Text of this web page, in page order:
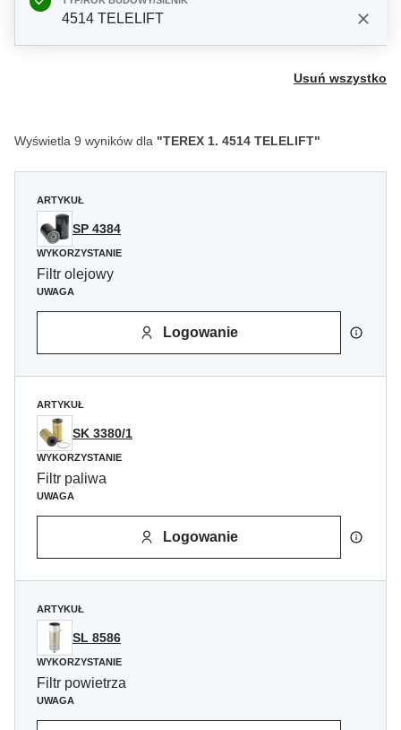
4514 TELELIFT
Usuń wszystko
Wyświetla 9 wyników dla "TEREX 1. 4514 TELELIFT"
ARTYKUŁ
SP 4384
WYKORZYSTANIE
Filtr olejowy
UWAGA
Logowanie
ARTYKUŁ
SK 3380/1
WYKORZYSTANIE
Filtr paliwa
UWAGA
Logowanie
ARTYKUŁ
SL 8586
WYKORZYSTANIE
Filtr powietrza
UWAGA